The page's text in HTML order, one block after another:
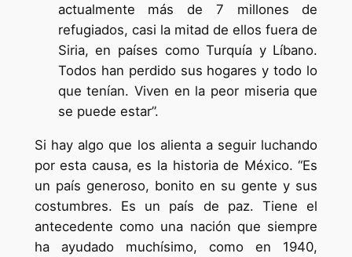
actualmente más de 7 millones de
refugiados, casi la mitad de ellos fuera de
Siria, en países como Turquía y Líbano.
Todos han perdido sus hogares y todo lo
que tenían. Viven en la peor miseria que
se puede estar”.
Si hay algo que los alienta a seguir luchando
por esta causa, es la historia de México. “Es
un país generoso, bonito en su gente y sus
costumbres. Es un país de paz. Tiene el
antecedente como una nación que siempre
ha ayudado muchísimo, como en 1940,